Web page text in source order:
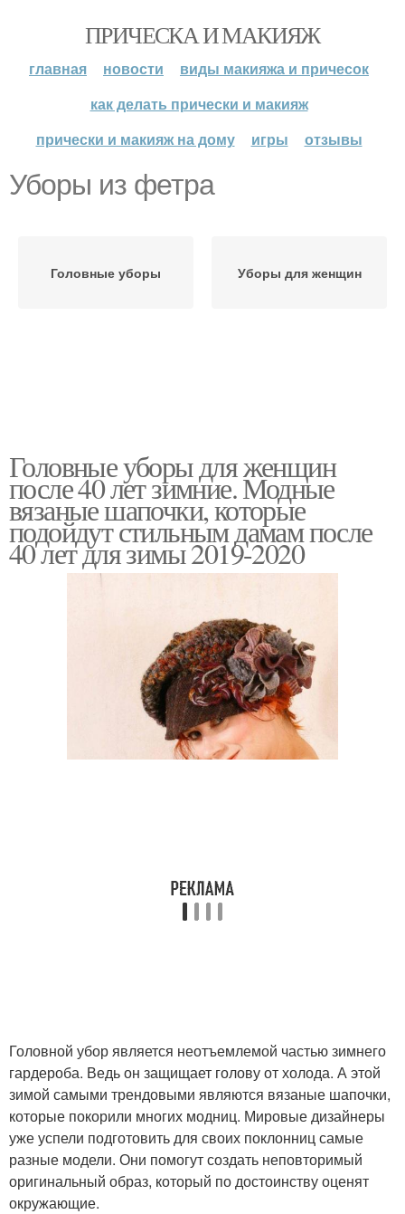
ПРИЧЕСКА И МАКИЯЖ
главная новости
виды макияжа и причесок
как делать прически и макияж
прически и макияж на дому
игры отзывы
Уборы из фетра
Головные уборы Уборы для женщин
Головные уборы для женщин
после 40 лет зимние. Модные
вязаные шапочки, которые
подойдут стильным дамам после
40 лет для зимы 2019-2020
Головной убор является неотъемлемой частью зимнего
гардероба. Ведь он защищает голову от холода. А этой
зимой самыми трендовыми являются вязаные шапочки,
которые покорили многих модниц. Мировые дизайнеры
уже успели подготовить для своих поклонниц самые
разные модели. Они помогут создать неповторимый
оригинальный образ, который по достоинству оценят
окружающие.